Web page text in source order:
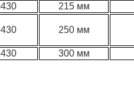
215мм
250мм
300мм